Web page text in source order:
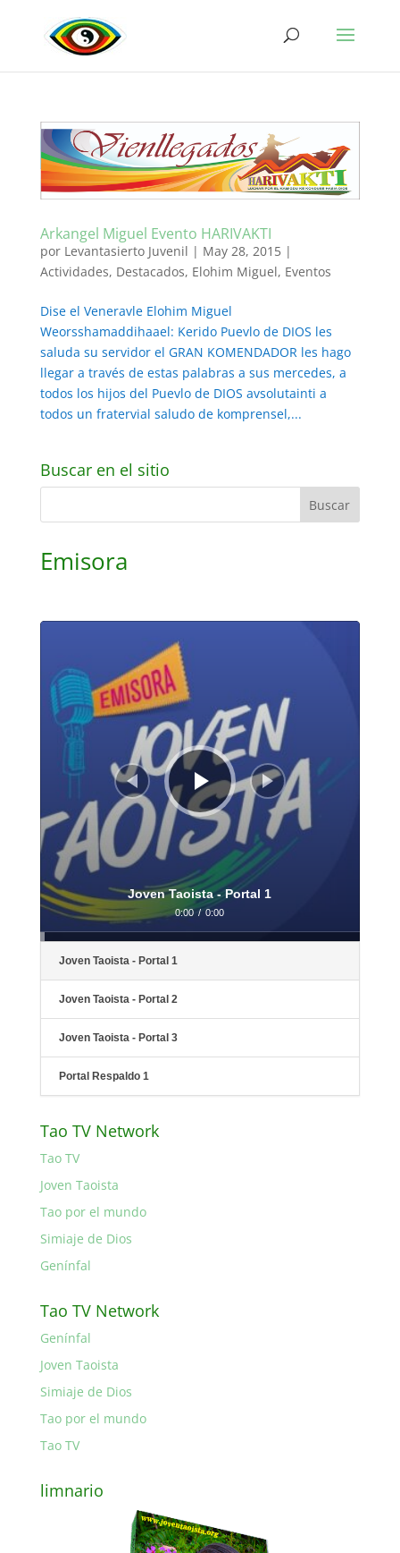
Arkangel Miguel Evento HARIVAKTI
por Levantasierto Juvenil | May 28, 2015|
Actividades, Destacados, Elohim Miguel, Eventos
Dise el Veneravle Elohim Miguel
Weorsshamaddihaael: Kerido Puevlo de DIOS les
saluda su servidor el GRAN KOMENDADOR les hago
llegar a través de estas palabras a sus mercedes, a
todos los hijos del Puevlo de DIOS avsolutainti a
todos un fratervial saludo de komprensel,...
Buscar en el sitio
Emisora
Reproductor
Joven Taoista - Portal 1
0:00 / 0:00
Joven Taoista - Portal 1
Joven Taoista - Portal 2
Joven Taoista - Portal 3
Portal Respaldo 1
Tao TV Network
Tao TV
Joven Taoista
Tao por el mundo
Simiaje de Dios
Genínfal
Tao TV Network
Genínfal
Joven Taoista
Simiaje de Dios
Tao por el mundo
Tao TV
limnario